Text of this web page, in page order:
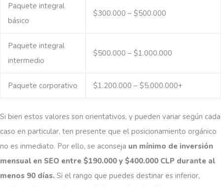
Paquete integral
básico
$300.000 – $500.000
Paquete integral
intermedio
$500.000 – $1.000.000
Paquete corporativo $1.200.000 – $5.000.000+
Si bien estos valores son orientativos, y pueden variar según cada
caso en particular, ten presente que el posicionamiento orgánico
no es inmediato. Por ello, se aconseja un mínimo de inversión
mensual en SEO entre $190.000 y $400.000 CLP durante al
menos 90 días. Si el rango que puedes destinar es inferior,